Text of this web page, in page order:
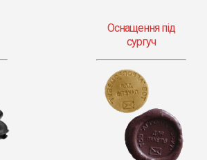
Оснащення під
сургуч